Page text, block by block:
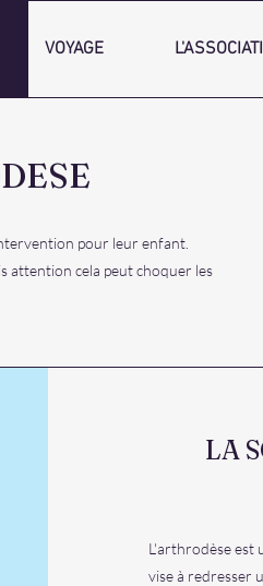
VOYAGE
pour leur enfant.
attention cela peut choquer les
LA
L'arthrodèse est
vise à redresser